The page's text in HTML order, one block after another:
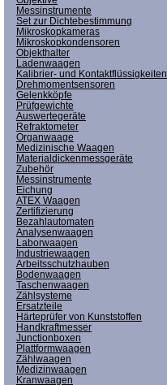
Messinstrumente
Set zur Dichtebestimmung
Mikroskopkameras
Mikroskopkondensoren
Objekthalter
Ladenwaagen
Kalibrier- und Kontaktflüssigkeiten
Drehmomentsensoren
Gelenkköpfe
Prüfgewichte
Auswertegeräte
Refraktometer
Organwaage
Medizinische Waagen
Materialdickenmessgeräte
Zubehör
Messinstrumente
Eichung
ATEX Waagen
Zertifizierung
Bezahlautomaten
Analysenwaagen
Laborwaagen
Industriewaagen
Arbeitsschutzhauben
Bodenwaagen
Taschenwaagen
Zählsysteme
Ersatzteile
Härteprüfer von Kunststoffen
Handkraftmesser
Junctionboxen
Plattformwaagen
Zählwaagen
Medizinwaagen
Kranwaagen